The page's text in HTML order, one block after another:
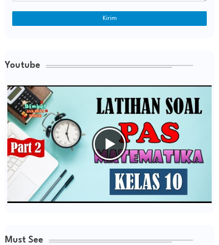
Youtube
Must See